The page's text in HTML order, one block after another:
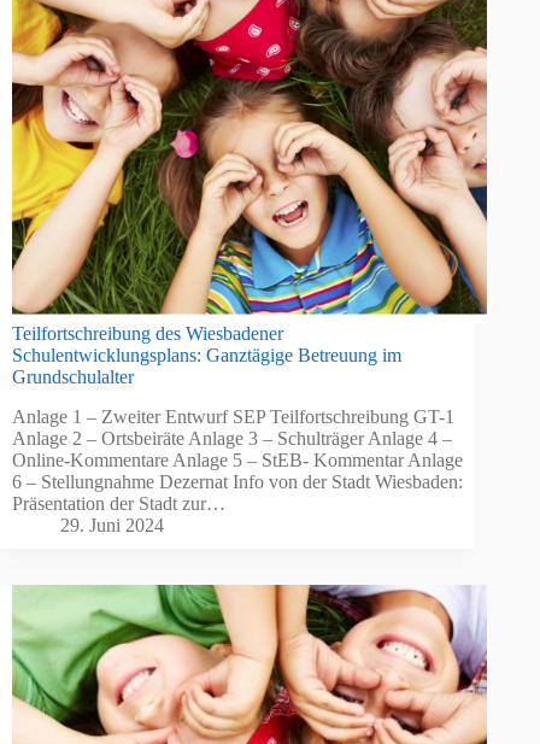
Teilfortschreibung des Wiesbadener
Schulentwicklungsplans: Ganztägige Betreuung im
Grundschulalter
Anlage 1 – Zweiter Entwurf SEP Teilfortschreibung GT-1
Anlage 2 – Ortsbeiräte Anlage 3 – Schulträger Anlage 4 –
Online-Kommentare Anlage 5 – StEB- Kommentar Anlage
6 – Stellungnahme Dezernat Info von der Stadt Wiesbaden:
Präsentation der Stadt zur…
29. Juni 2024